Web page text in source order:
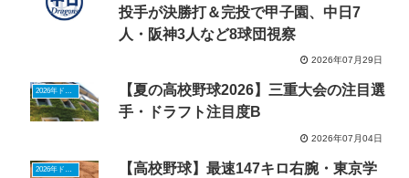
投手が決勝打＆完投で甲子園、中日7
人・阪神3人など8球団視察
2026年07月29日
2026年ドラフトニュース
【夏の高校野球2026】三重大会の注目選
手・ドラフト注目度B
2026年07月04日
2026年ドラフトニュース
【高校野球】最速147キロ右腕・東京学